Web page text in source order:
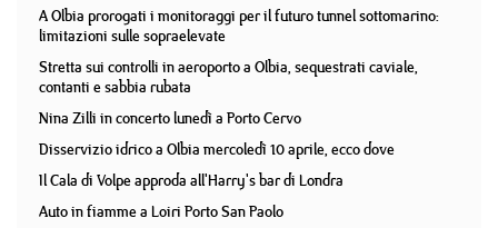
A Olbia prorogati i monitoraggi per il futuro tunnel sottomarino:
limitazioni sulle sopraelevate
Stretta sui controlli in aeroporto a Olbia, sequestrati caviale,
contanti e sabbia rubata
Nina Zilli in concerto lunedì a Porto Cervo
Disservizio idrico a Olbia mercoledì 10 aprile, ecco dove
Il Cala di Volpe approda all'Harry's bar di Londra
Auto in fiamme a Loiri Porto San Paolo